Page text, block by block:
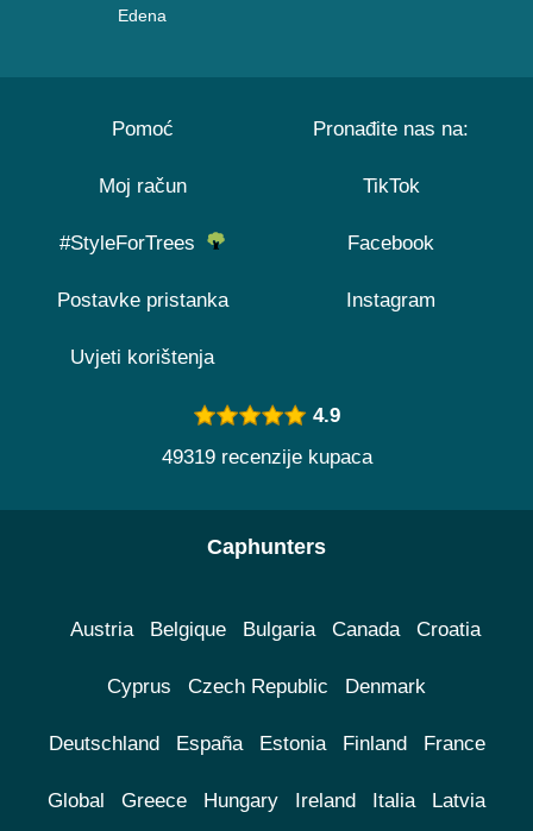
Edena
Pomoć
Moj račun
#StyleForTrees
Postavke pristanka
Uvjeti korištenja
Pronađite nas na:
TikTok
Facebook
Instagram
4.9
49319 recenzije kupaca
Caphunters
Austria Belgique Bulgaria Canada Croatia
Cyprus Czech Republic Denmark
Deutschland España Estonia Finland France
Global Greece Hungary Ireland Italia Latvia